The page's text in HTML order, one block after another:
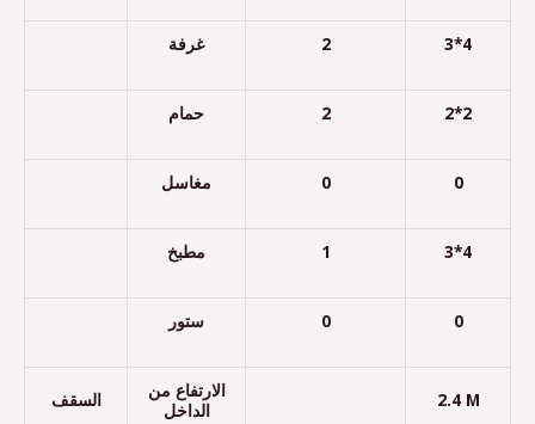
غرفة 2 3*4
حمام 2 2*2
مغاسل 0 0
مطبخ 1 3*4
ستور 0 0
السقف
الارتفاع من
الداخل
2.4 M